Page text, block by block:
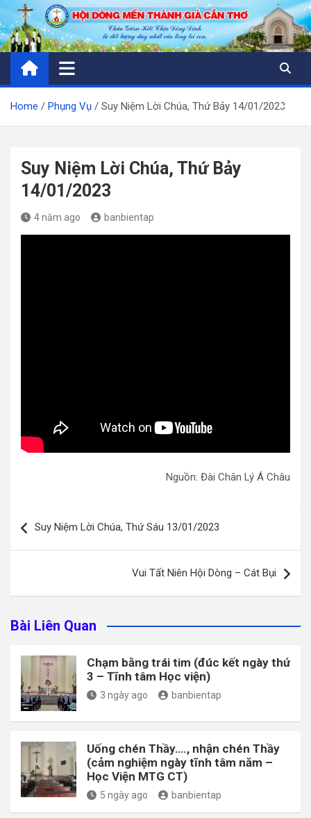
Skip
to
content
Home Phụng Vụ Suy Niệm Lời Chúa, Thứ Bảy 14/01/2023
Suy Niệm Lời Chúa, Thứ Bảy
14/01/2023
4 năm ago banbientap
Nguồn: Đài Chân Lý Á Châu
hướng
Suy Niệm Lời Chúa, Thứ Sáu 13/01/2023
Vui Tất Niên Hội Dòng – Cát Bụi
Bài Liên Quan
Chạm bằng trái tim (đúc kết ngày thứ
3 – Tĩnh tâm Học viện)
3 ngày ago banbientap
Uống chén Thầy…., nhận chén Thầy
(cảm nghiệm ngày tĩnh tâm năm –
Học Viện MTG CT)
5 ngày ago banbientap